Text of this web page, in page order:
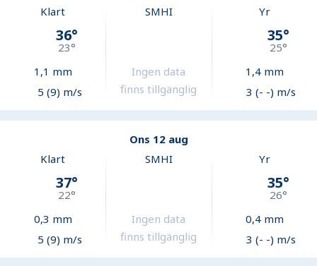
Klart
36°
23°
1,1 mm
5 (9) m/s
SMHI
Ingen data
finns tillgänglig
Yr
35°
25°
1,4mm
3 (- -) m/s
Ons 12 aug
Klart
37°
22°
0,3 mm
5 (9) m/s
SMHI
Ingen data
finns tillgänglig
Yr
35°
26°
0,4mm
3 (- -) m/s